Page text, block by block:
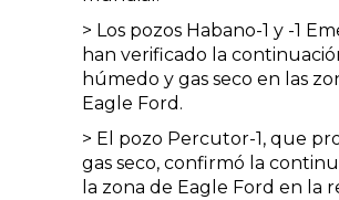
> Los pozos Habano-1 y -1
han verificado la
húmedo y gas seco en las
Eagle Ford.
> El pozo Percutor-1, que
gas seco, confirmó la
la zona de Eagle Ford en la